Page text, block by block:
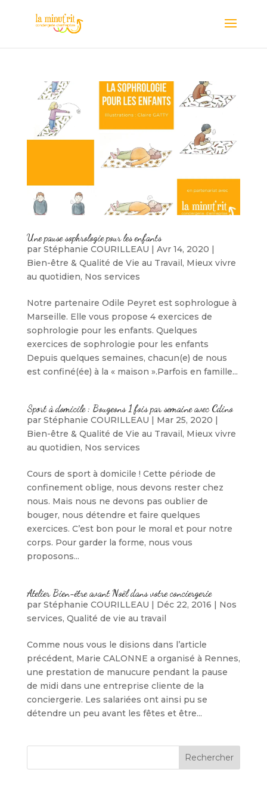
Une pause sophrologie pour les enfants
par Stéphanie COURILLEAU | Avr 14, 2020 |
Bien-être & Qualité de Vie au Travail, Mieux vivre
au quotidien, Nos services
Notre partenaire Odile Peyret est sophrologue à
Marseille. Elle vous propose 4 exercices de
sophrologie pour les enfants. Quelques
exercices de sophrologie pour les enfants
Depuis quelques semaines, chacun(e) de nous
est confiné(ée) à la « maison ».Parfois en famille...
Sport à domicile : Bougeons 1 fois par semaine avec Cdino
par Stéphanie COURILLEAU | Mar 25, 2020 |
Bien-être & Qualité de Vie au Travail, Mieux vivre
au quotidien, Nos services
Cours de sport à domicile ! Cette période de
confinement oblige, nous devons rester chez
nous. Mais nous ne devons pas oublier de
bouger, nous détendre et faire quelques
exercices. C’est bon pour le moral et pour notre
corps. Pour garder la forme, nous vous
proposons...
Atelier Bien-être avant Noël dans votre conciergerie
par Stéphanie COURILLEAU | Déc 22, 2016 | Nos
services, Qualité de vie au travail
Comme nous vous le disions dans l’article
précédent, Marie CALONNE a organisé à Rennes,
une prestation de manucure pendant la pause
de midi dans une entreprise cliente de la
conciergerie. Les salariées ont ainsi pu se
détendre un peu avant les fêtes et être...